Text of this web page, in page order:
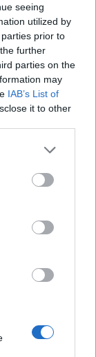
seeing
utilized by
prior to
further
parties on the
may
IAB’s List of
it to other
more Google
may click to
party tags to
below Google
AED
AED
relativi al
Arabi Uniti
Unitie dura
di
che
dei casi,
il
stipendio.